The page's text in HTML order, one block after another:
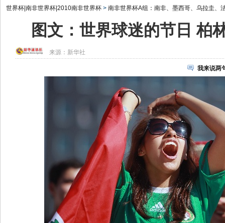
世界杯|南非世界杯|2010南非世界杯 > 南非世界杯A组：南非、墨西哥、乌拉圭、
图文：世界球迷的节日 柏
来源： 新华社
我来说两